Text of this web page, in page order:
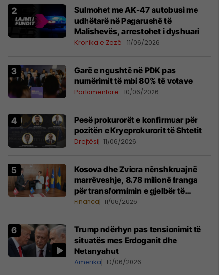
Sulmohet me AK-47 autobusi me
udhëtarë në Pagarushë të
Malishevës, arrestohet i dyshuari
Kronika e Zezë 11/06/2026
Garë e ngushtë në PDK pas
numërimit të mbi 80% të votave
Parlamentare 10/06/2026
Pesë prokurorët e konfirmuar për
pozitën e Kryeprokurorit të Shtetit
Drejtësi 11/06/2026
Kosova dhe Zvicra nënshkruajnë
marrëveshje, 8.78 milionë franga
për transformimin e gjelbër të
bizneseve
Financa 11/06/2026
Trump ndërhyn pas tensionimit të
situatës mes Erdoganit dhe
Netanyahut
Amerika 10/06/2026